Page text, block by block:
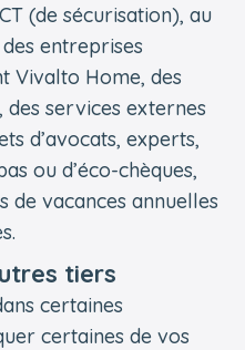
(de sécurisation), au
entreprises
Vivalto Home, des
des services externes
d’avocats, experts,
ou d’éco-chèques,
de vacances annuelles
tiers
certaines
certaines de vos